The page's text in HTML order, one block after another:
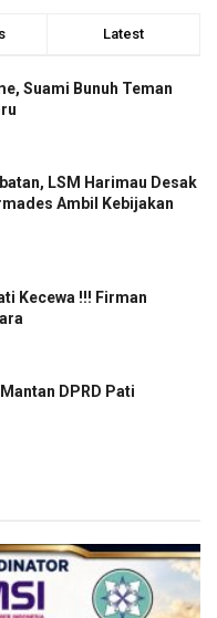
Latest
Suami Bunuh Teman
LSM Harimau Desak
Ambil Kebijakan
Kecewa !!! Firman
DPRD Pati